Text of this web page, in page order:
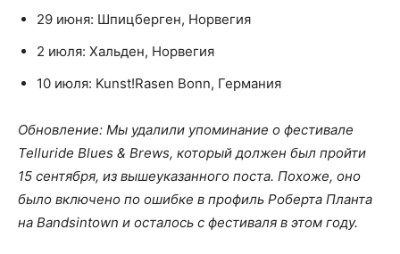
29 июня: Шпицберген, Норвегия
2 июля: Хальден, Норвегия
10 июля: Kunst!Rasen Bonn, Германия
Обновление: Мы удалили упоминание о фестивале
Telluride Blues & Brews, который должен был пройти
15 сентября, из вышеуказанного поста. Похоже, оно
было включено по ошибке в профиль Роберта Планта
на Bandsintown и осталось с фестиваля в этом году.